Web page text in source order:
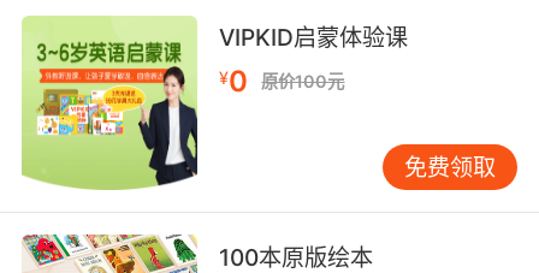
enough power to light every home in the
subdivision.
在河的这个地方筑坝 所生的电 足以给该区域所有
家庭提供照明用电
8. He never remarried, and despite the newer
subdivisions he built, he stayed in the house
he shared with his wife.
VIPKID启蒙体验课
¥0 原价100元
免费领取
100本原版绘本